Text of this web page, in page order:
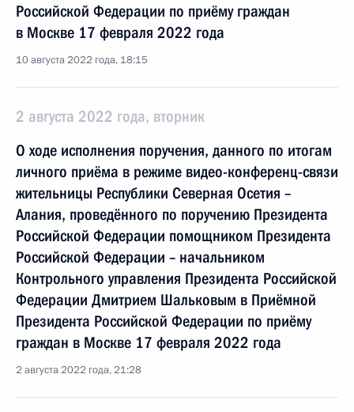
Российской Федерации по приёму граждан
в Москве 17 февраля 2022 года
10 августа 2022 года, 18:15
2 августа 2022 года, вторник
О ходе исполнения поручения, данного по итогам
личного приёма в режиме видео-конференц-связи
жительницы Республики Северная Осетия –
Алания, проведённого по поручению Президента
Российской Федерации помощником Президента
Российской Федерации – начальником
Контрольного управления Президента Российской
Федерации Дмитрием Шальковым в Приёмной
Президента Российской Федерации по приёму
граждан в Москве 17 февраля 2022 года
2 августа 2022 года, 21:28